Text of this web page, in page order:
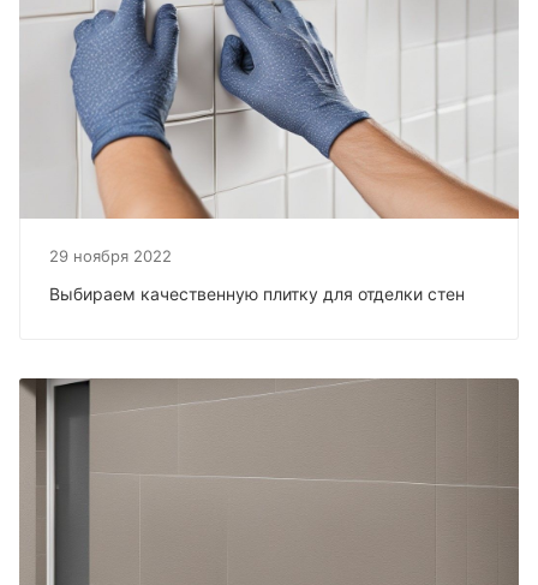
29 ноября 2022
Выбираем качественную плитку для отделки стен